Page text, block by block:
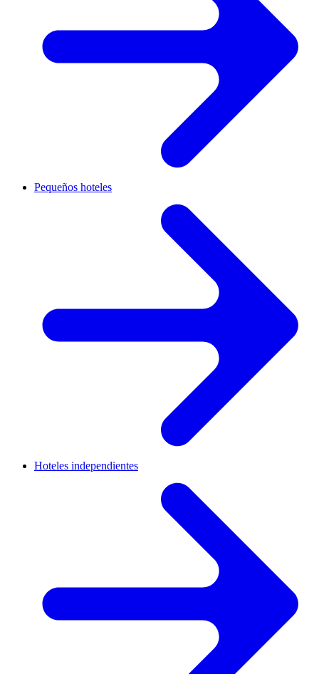
Pequeños hoteles
Hoteles independientes